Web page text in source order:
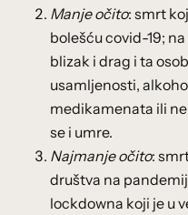
Manje očito: smrt
bolešću covid-19;
blizak i drag i ta
usamljenosti,
medikamenata ili
se i umre.
Najmanje očito:
društva na
lockdowna koji je u